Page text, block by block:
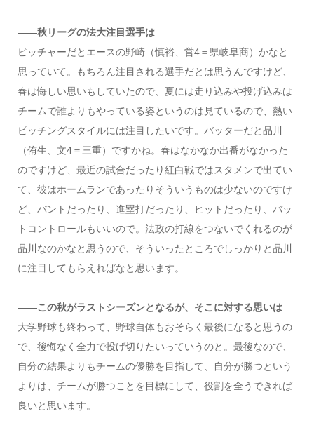
――秋リーグの法大注目選手は
ピッチャーだとエースの野崎（慎裕、営4＝県岐阜商）かなと
思っていて。もちろん注目される選手だとは思うんですけど、
春は悔しい思いもしていたので、夏には走り込みや投げ込みは
チームで誰よりもやっている姿というのは見ているので、熱い
ピッチングスタイルには注目したいです。バッターだと品川
（侑生、文4＝三重）ですかね。春はなかなか出番がなかった
のですけど、最近の試合だったり紅白戦ではスタメンで出てい
て、彼はホームランであったりそういうものは少ないのですけ
ど、バントだったり、進塁打だったり、ヒットだったり、バッ
トコントロールもいいので。法政の打線をつないでくれるのが
品川なのかなと思うので、そういったところでしっかりと品川
に注目してもらえればなと思います。
――この秋がラストシーズンとなるが、そこに対する思いは
大学野球も終わって、野球自体もおそらく最後になると思うの
で、後悔なく全力で投げ切りたいっていうのと。最後なので、
自分の結果よりもチームの優勝を目指して、自分が勝つという
よりは、チームが勝つことを目標にして、役割を全うできれば
良いと思います。